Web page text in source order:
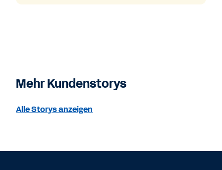
Mehr Kundenstorys
Alle Storys anzeigen